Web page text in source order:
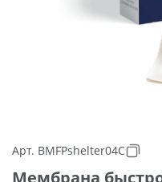
Арт. BMFPshelter04C
Мембрана